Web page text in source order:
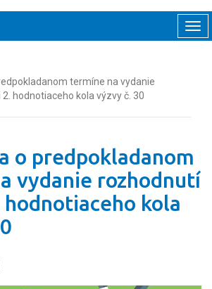
termíne na vydanie
hodnotiaceho kola výzvy č. 30
o predpokladanom
vydanie rozhodnutí
kola